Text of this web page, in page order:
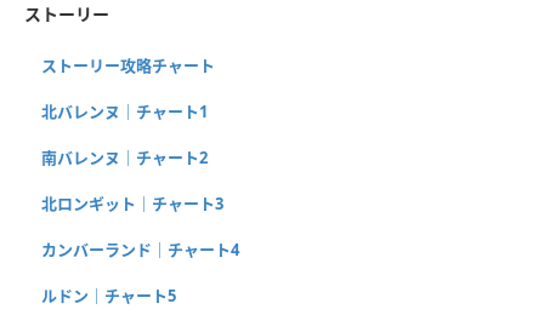
ストーリー
ストーリー攻略チャート
北バレンヌ｜チャート1
南バレンヌ｜チャート2
北ロンギット｜チャート3
カンバーランド｜チャート4
ルドン｜チャート5